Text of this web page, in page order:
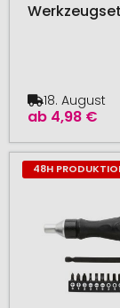
Werkzeugset
ab 4,98 €
18. August
48H